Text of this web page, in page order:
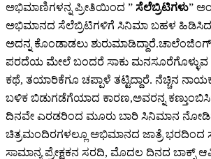
ಅಭಿಮಾಣಿಗಳನ್ನ ಪ್ರೀತಿಯಿಂದ ” ಸೆಲೆಬ್ರಿಟಿಗಳು”
ಅಭಿಮಾನದ ಸೆಲೆಬ್ರಿಟಿಗಳಿಗೆ ಸಿನಿಮಾ ಬಹಳ
ಅದನ್ನ ಕೊಂಡಾಡಲು
ಪರದೆಯ ಮೇಲೆ ಬಂದರೆ ಸಾಕು
ಕಥೆ, ತಯಾರಿಕೆಗೂ ಚಪ್ಪಾಳೆ ತಟ್ಟಿದ್ದಾರೆ. ನೆಚ್ಚಿನ
ಬಳಿಕ ಬಿಡುಗಡೆಗೆಯಾದ ಕಾರಣ,ಅವರನ್ನ
ದಿನವೇ ಎರಡರಿಂದ ಮೂರು ಬಾರಿ ಸಿನಿಮಾನ
ಚಿತ್ರಮಂದಿರಗಳಲ್ಲೂ ಅಭಿಮಾನದ ಜಾತ್ರೆ ಭರದಿಂದ
ಸಾಮಾನ್ಯ ಪ್ರೇಕ್ಷಕನ ಸರದಿ, ಮೊದಲ ದಿನದ ಬಾಕ್ಸ್